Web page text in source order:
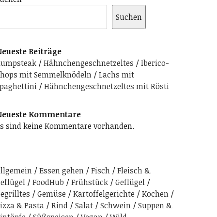
Suchen
Beiträge
Hähnchengeschnetzeltes
Iberico-
mit Semmelknödeln
Lachs mit
Hähnchengeschnetzeltes mit Rösti
Kommentare
sind keine Kommentare vorhanden.
Essen gehen Fisch
Fleisch &
FoodHub Frühstück
Geflügel
Gemüse Kartoffelgerichte
Kochen
& Pasta
Rind Salat Schwein
Suppen &